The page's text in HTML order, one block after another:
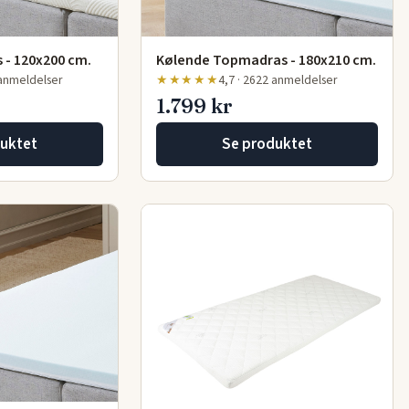
120x200 cm. Kølende Topmadras - 180x210 cm.
★★★★★4,7 · 2622 anmeldelser
1.799 kr
Se produktet